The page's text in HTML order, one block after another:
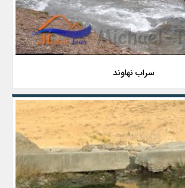
سراب نهاوند